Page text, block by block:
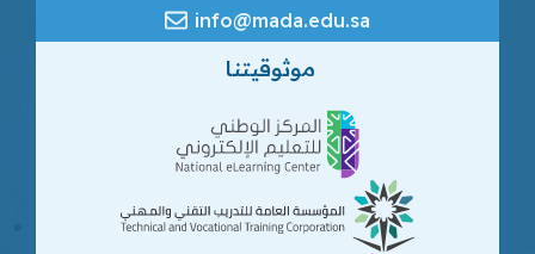
info@mada.edu.sa
موثوقيتنا